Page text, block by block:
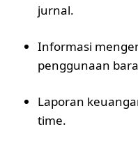
jurnal.
Informasi
penggunaan
Laporan
time.